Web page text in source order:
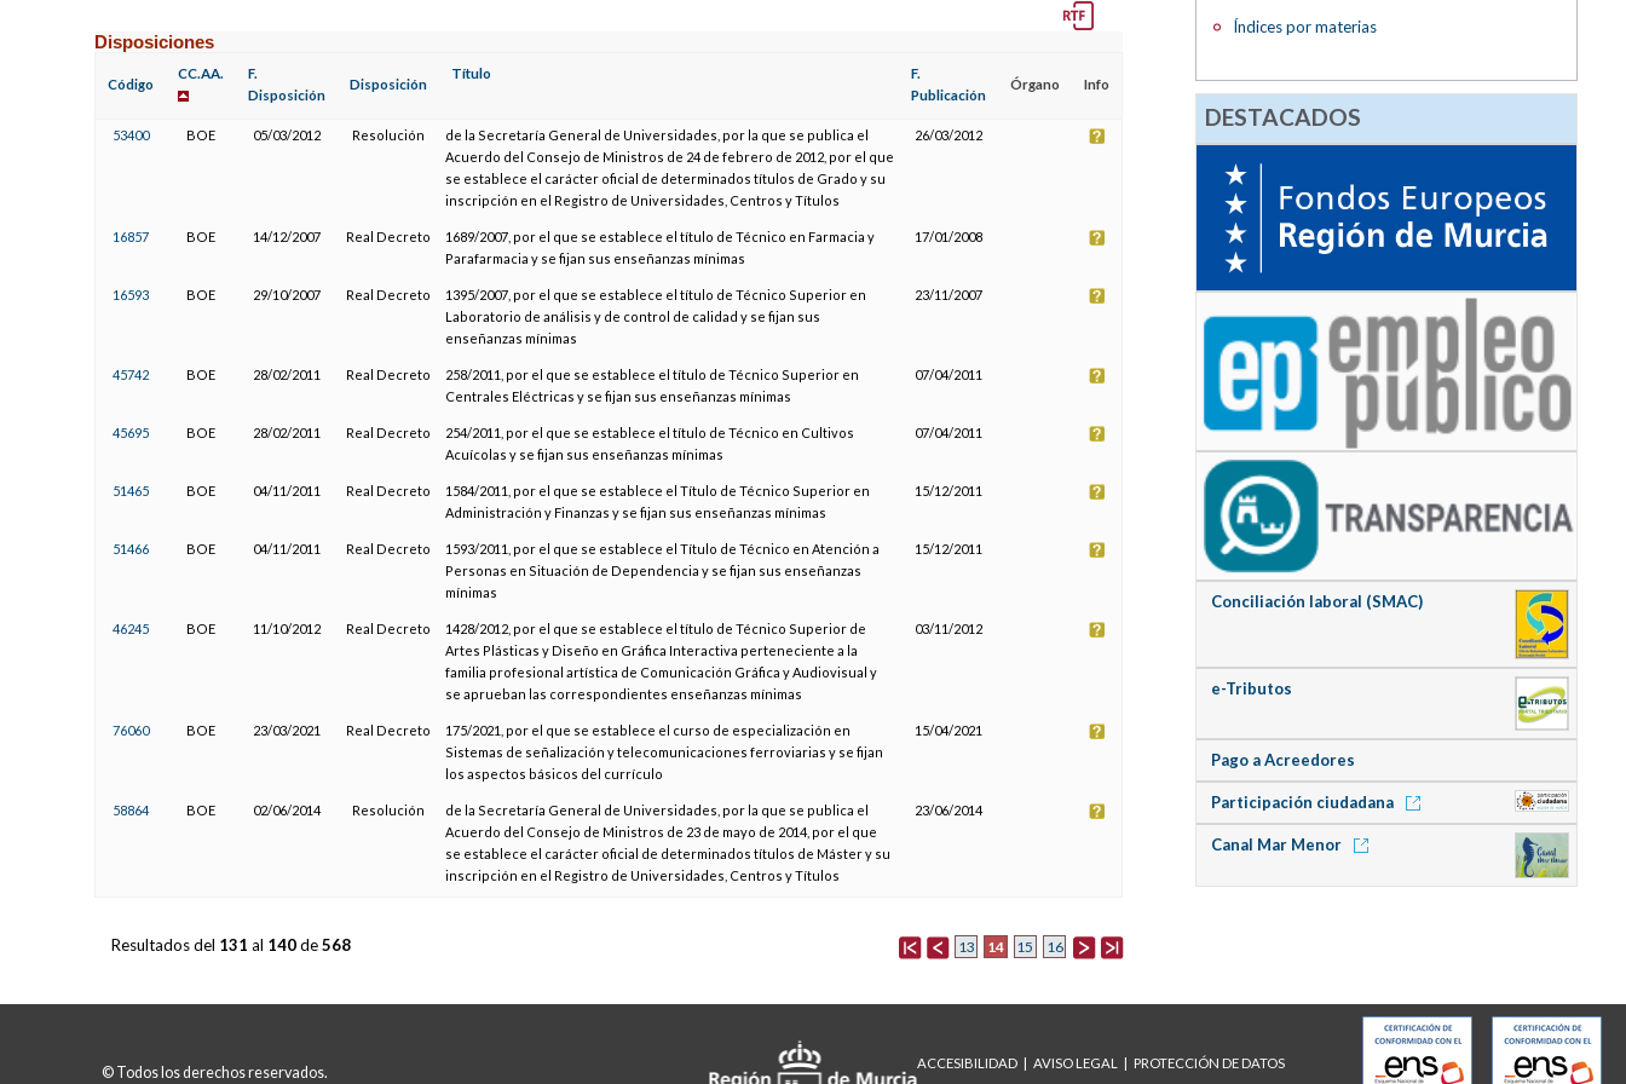
Disposiciones
Código
CC.AA.
F.
Disposición
Disposición
Título
F.
Publicación
Órgano Info
53400 BOE 05/03/2012 Resolución
de la Secretaría General de Universidades, por la que se publica el
Acuerdo del Consejo de Ministros de 24 de febrero de 2012, por el que
se establece el carácter oficial de determinados títulos de Grado y su
inscripción en el Registro de Universidades, Centros y Títulos
26/03/2012
16857 BOE 14/12/2007 Real Decreto
1689/2007, por el que se establece el título de Técnico en Farmacia y
Parafarmacia y se fijan sus enseñanzas mínimas
17/01/2008
16593 BOE 29/10/2007 Real Decreto
1395/2007, por el que se establece el título de Técnico Superior en
Laboratorio de análisis y de control de calidad y se fijan sus
enseñanzas mínimas
23/11/2007
45742 BOE 28/02/2011 Real Decreto
258/2011, por el que se establece el título de Técnico Superior en
Centrales Eléctricas y se fijan sus enseñanzas mínimas
07/04/2011
45695 BOE 28/02/2011 Real Decreto
254/2011, por el que se establece el título de Técnico en Cultivos
Acuícolas y se fijan sus enseñanzas mínimas
07/04/2011
51465 BOE 04/11/2011 Real Decreto
1584/2011, por el que se establece el Título de Técnico Superior en
Administración y Finanzas y se fijan sus enseñanzas mínimas
15/12/2011
51466 BOE 04/11/2011 Real Decreto
1593/2011, por el que se establece el Título de Técnico en Atención a
Personas en Situación de Dependencia y se fijan sus enseñanzas
mínimas
15/12/2011
46245 BOE 11/10/2012 Real Decreto
1428/2012, por el que se establece el título de Técnico Superior de
Artes Plásticas y Diseño en Gráfica Interactiva perteneciente a la
familia profesional artística de Comunicación Gráfica y Audiovisual y
se aprueban las correspondientes enseñanzas mínimas
03/11/2012
76060 BOE 23/03/2021 Real Decreto
175/2021, por el que se establece el curso de especialización en
Sistemas de señalización y telecomunicaciones ferroviarias y se fijan
los aspectos básicos del currículo
15/04/2021
58864 BOE 02/06/2014 Resolución
de la Secretaría General de Universidades, por la que se publica el
Acuerdo del Consejo de Ministros de 23 de mayo de 2014, por el que
se establece el carácter oficial de determinados títulos de Máster y su
inscripción en el Registro de Universidades, Centros y Títulos
23/06/2014
13 14 15 16
Resultados del 131 al 140de568
Índices por materias
DESTACADOS
Conciliación laboral (SMAC)
e-Tributos
Pago a Acreedores
Participación ciudadana
Canal Mar Menor
© Todos los derechos reservados. ACCESIBILIDAD AVISO LEGAL PROTECCIÓN DE DATOS